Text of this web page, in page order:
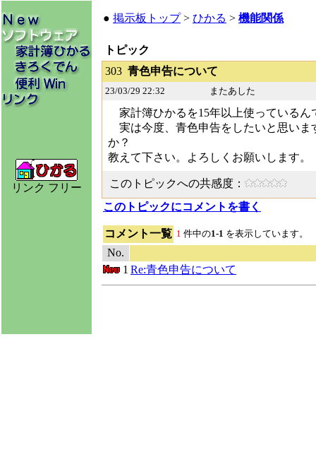
リンク フリー
● 掲示板トップ> ひかる > 機能関係
トピック
303 青色申告について
23/03/29 22:32 またあした
家計簿ひかるを15年以上使っているん
実は今度、青色申告をしたいと思いま
か？
教えて下さい。よろしくお願いします。
このトピックへの共感度：
このトピックにコメントを書く
コメント一覧 1 件中の1-1 を表示しています。
No.
1 Re:青色申告について